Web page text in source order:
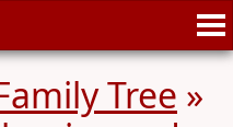
Tree »